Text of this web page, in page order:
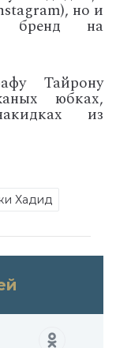
но и
бренд на
Тайрону
юбках,
из
Хадид